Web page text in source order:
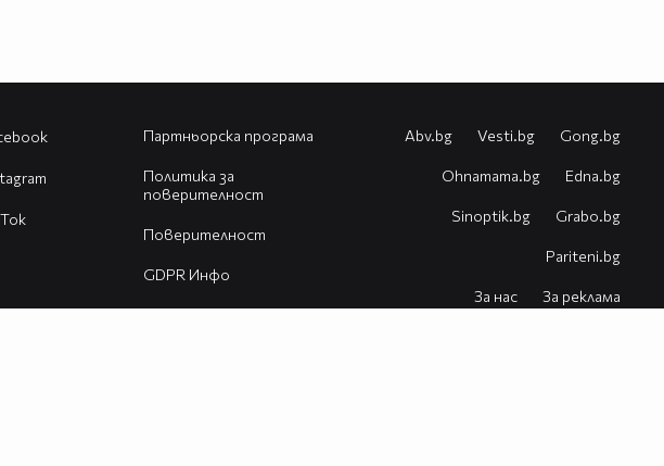
Партньорска програма
Политика за
поверителност
Поверителност
GDPR Инфо
Известия
Abv.bg Vesti.bg Gong.bg
Оhnamama.bg Edna.bg
Sinoptik.bg Grabo.bg
Pariteni.bg
За нас За реклама